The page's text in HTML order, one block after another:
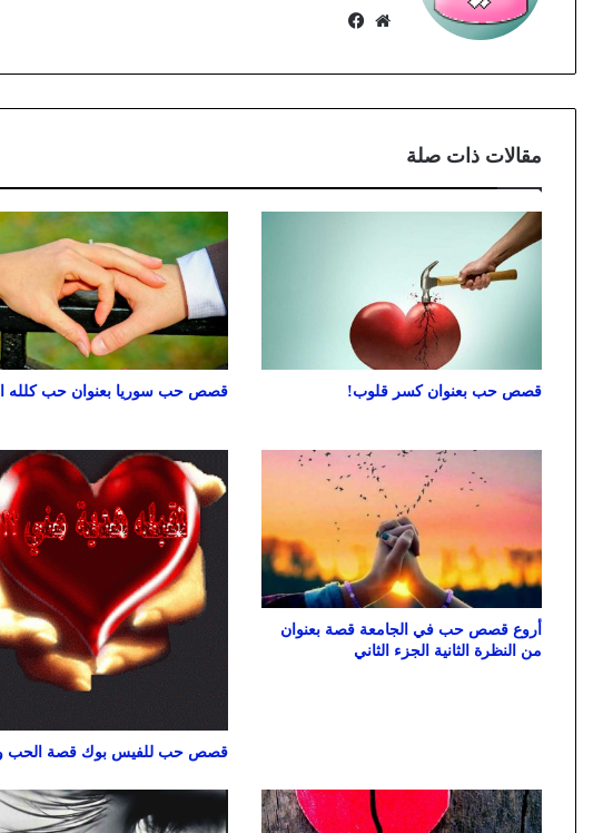
موقع
مقالات ذات صلة
قصص حب بعنوان كسر قلوب! قصص حب سوريا بعنوان حب كلله
أروع قصص حب في الجامعة قصة بعنوان
من النظرة الثانية الجزء الثاني
قصص حب للفيس بوك قصة الحب